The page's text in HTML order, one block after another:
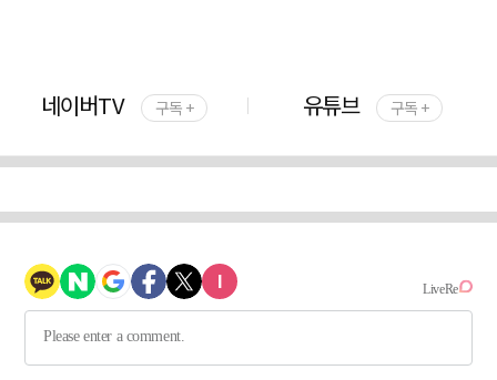
네이버TV 구독 + 유튜브 구독 +